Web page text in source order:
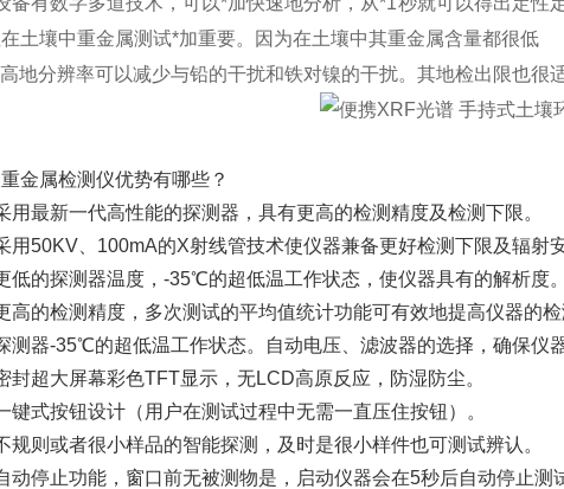
土壤中重金属测试*加重要。因为在土壤中其重金属含量都很低
地分辨率可以减少与铅的干扰和铁对镍的干扰。其地检出限也很
金属检测仪优势有哪些？
用最新一代高性能的探测器，具有更高的检测精度及检测下限。
用50KV、100mA的X射线管技术使仪器兼备更好检测下限及辐射安
低的探测器温度，-35℃的超低温工作状态，使仪器具有的解析度。
高的检测精度，多次测试的平均值统计功能可有效地提高仪器的检
测器-35℃的超低温工作状态。自动电压、滤波器的选择，确保仪
封超大屏幕彩色TFT显示，无LCD高原反应，防湿防尘。
键式按钮设计（用户在测试过程中无需一直压住按钮）。
规则或者很小样品的智能探测，及时是很小样件也可测试辨认。
动停止功能，窗口前无被测物是，启动仪器会在5秒后自动停止测